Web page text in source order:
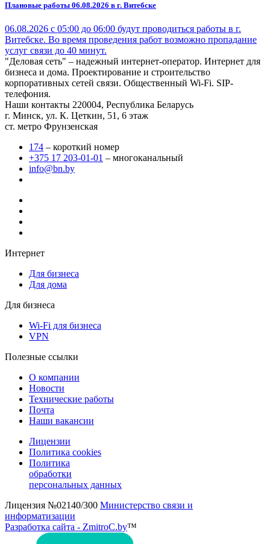
Плановые работы 06.08.2026 в г. Витебске
06.08.2026 с 05:00 до 06:00 будут проводиться работы в г.
Витебске. Во время проведения работ возможно пропадание
услуг связи до 40 минут.
"Деловая сеть" – надежный интернет-оператор. Интернет для
бизнеса и дома. Проектирование и строительство
корпоративных сетей связи. Общественный Wi-Fi. SIP-
телефония.
Наши контакты 220004, Республика Беларусь
г. Минск, ул. К. Цеткин, 51, 6 этаж
ст. метро Фрунзенская
174 – короткий номер
+375 17 203-01-01 – многоканальный
info@bn.by
Интернет
Для бизнеса
Для дома
Для бизнеса
Wi-Fi для бизнеса
VPN
Полезные ссылки
О компании
Новости
Технические работы
Почта
Наши вакансии
Лицензии
Политика cookies
Политика
обработки
персональных данных
Лицензия №02140/300 Министерство связи и
информатизации
Разработка сайта - ZmitroC.by™